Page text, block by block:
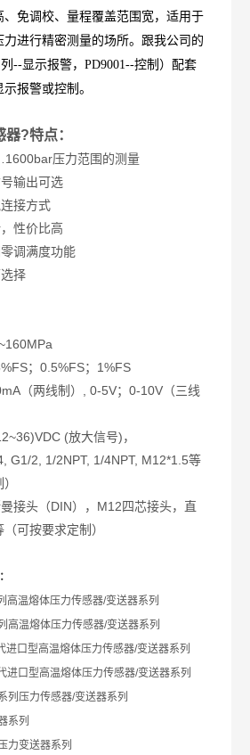
、免调校、量程覆盖范围宽，适用于
进行精密测量的场所。跟我公司的
--显示报警，PD9001--控制）配套
报警或控制。
?特点：
压力范围的测量
输出可选
接方式
性价比高
调满度功能
择
；0.5%FS；1%FS
（两线制）, 0-5V；0-10V（三线
(放大信号)，
2, 1/2NPT, 1/4NPT, M12*1.5等
头（DIN），M12四芯接头，直
可按要求定制）
高温熔体压力传感器/变送器系列
高温熔体压力传感器/变送器系列
进口型高温熔体压力传感器/变送器系列
进口型高温熔体压力传感器/变送器系列
列压力传感器/变送器系列
系列
力变送器系列